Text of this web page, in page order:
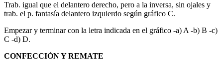
Trab. igual que el delantero derecho, pero a la inversa, sin ojales y
trab. el p. fantasía delantero izquierdo según gráfico C.
Empezar y terminar con la letra indicada en el gráfico -a) A -b) B -c)
C -d) D.
CONFECCIÓN Y REMATE